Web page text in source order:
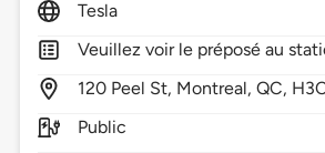
Tesla
Veuillez voir le préposé au
120 Peel St, Montreal,QC,
Public